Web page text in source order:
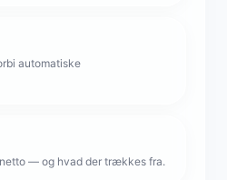
automatiske
— og hvad der trækkes fra.